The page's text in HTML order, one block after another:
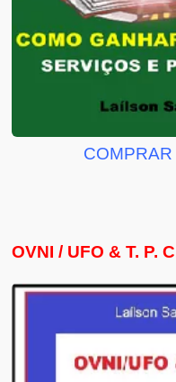
COMPRAR
OVNI / UFO & T. P.